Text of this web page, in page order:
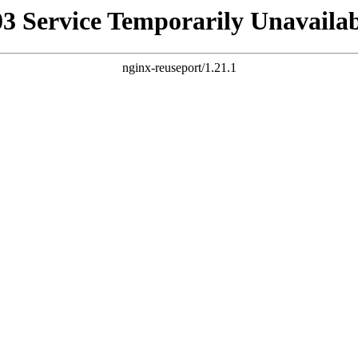
Service Temporarily
nginx-reuseport/1.21.1